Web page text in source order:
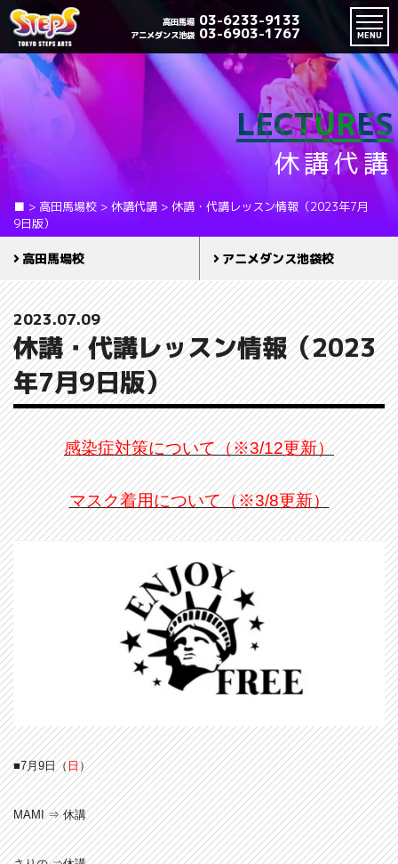
高田馬場 03-6233-9133
アニメダンス池袋 03-6903-1767 MENU
LECTURES
休講代講
■ > 高田馬場校 > 休講代講 > 休講・代講レッスン情報（2023年7月
9日版）
高田馬場校 アニメダンス池袋校
2023.07.09
休講・代講レッスン情報（2023
年7月9日版）
感染症対策について（※3/12更新）
マスク着用について（※3/8更新）
■7月9日（日）
MAMI ⇒ 休講